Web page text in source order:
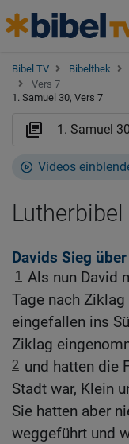
Bibel TV Bibelthek
Vers 7
1. Samuel 30, Vers 7
Videos
Davids Sieg
1 Als nun David
Tage nach
eingefallen ins
Ziklag
2 und hatten die
Stadt war, Klein
Sie hatten aber
weggeführt und